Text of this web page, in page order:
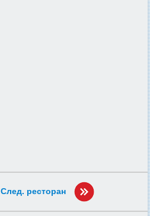
След. ресторан